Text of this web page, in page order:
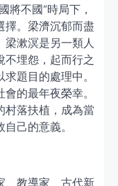
將不國”時局下，
擇。梁濟沉郁而盡
梁漱溟是另一類人
不埋怨，起而行之
題目的處理中。
的最年夜榮幸。
村落扶植，成為當
己的意義。
、教導家、古代新